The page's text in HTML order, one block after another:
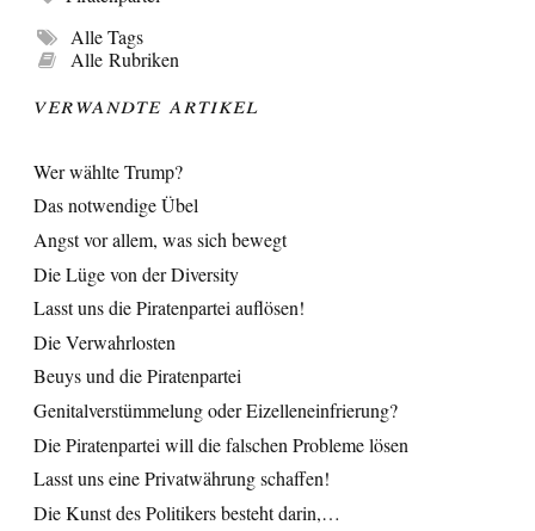
Alle Tags
Alle Rubriken
Verwandte Artikel
Wer wählte Trump?
Das notwendige Übel
Angst vor allem, was sich bewegt
Die Lüge von der Diversity
Lasst uns die Piratenpartei auflösen!
Die Verwahrlosten
Beuys und die Piratenpartei
Genitalverstümmelung oder Eizelleneinfrierung?
Die Piratenpartei will die falschen Probleme lösen
Lasst uns eine Privatwährung schaffen!
Die Kunst des Politikers besteht darin,…